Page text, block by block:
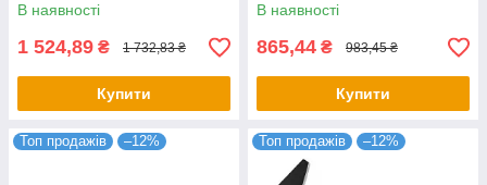
В наявності
1 524,89 ₴ 1 732,83 ₴
Купити
В наявності
865,44 ₴ 983,45 ₴
Купити
Топ продажів –12% Топ продажів –12%